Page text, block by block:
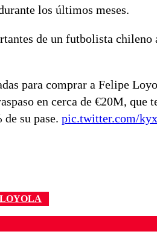
los últimos meses.
de un futbolista
para comprar a Felipe
en cerca de €20M, que
su pase. pic.twitter.com/